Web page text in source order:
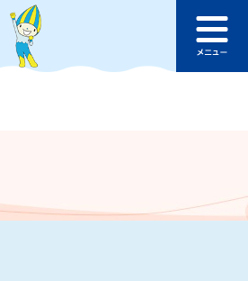
このページの本文へ
ュ